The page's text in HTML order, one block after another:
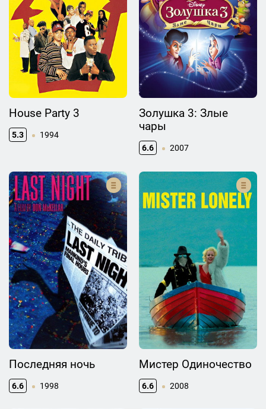
House Party 3
5.3 1994
Золушка 3: Злые
чары
6.6 2007
Последняя ночь
6.6 1998
Мистер Одиночество
6.6 2008